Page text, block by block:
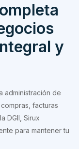
y
administración de
facturas
DGII, Sirux
para mantener tu